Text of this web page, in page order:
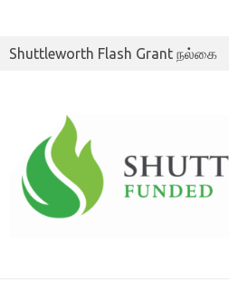
Shuttleworth Flash Grant நல்கை